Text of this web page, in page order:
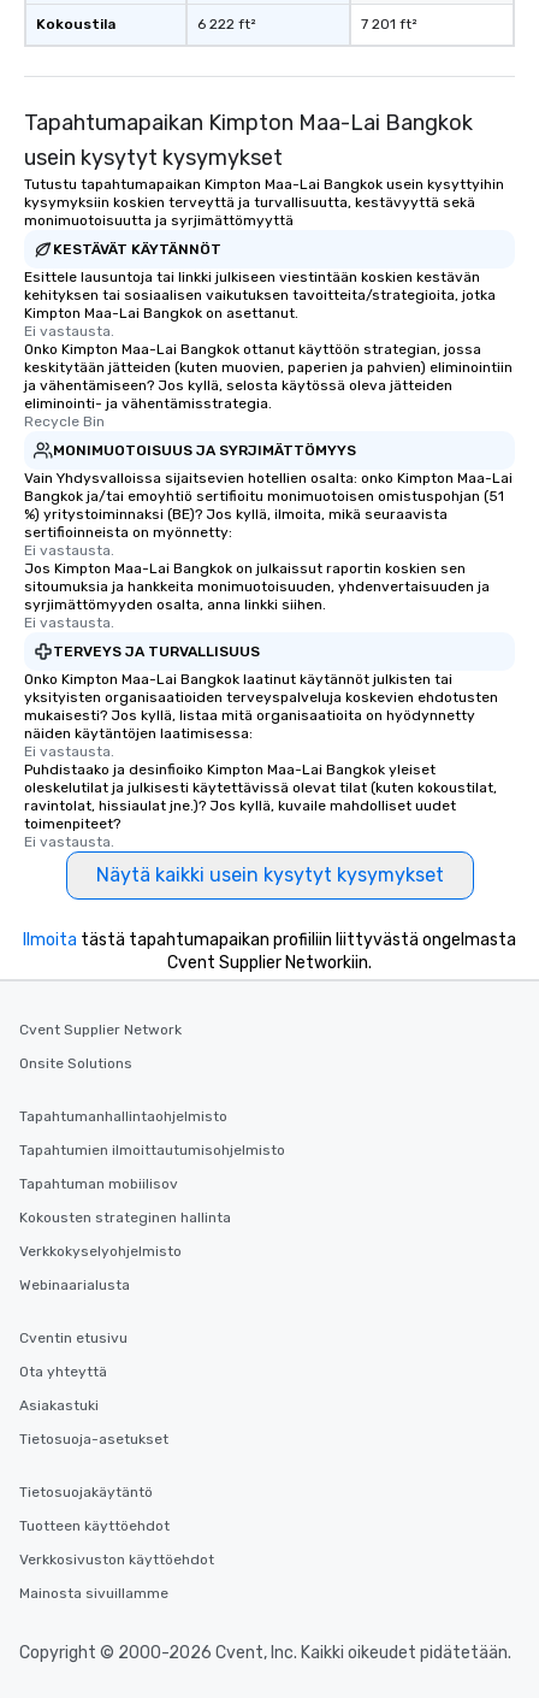
Kokoustila 6 222 ft² 7 201 ft²
Tapahtumapaikan Kimpton Maa-Lai Bangkok
usein kysytyt kysymykset
Tutustu tapahtumapaikan Kimpton Maa-Lai Bangkok usein kysyttyihin
kysymyksiin koskien terveyttä ja turvallisuutta, kestävyyttä sekä
monimuotoisuutta ja syrjimättömyyttä
KESTÄVÄT KÄYTÄNNÖT
Esittele lausuntoja tai linkki julkiseen viestintään koskien kestävän
kehityksen tai sosiaalisen vaikutuksen tavoitteita/strategioita, jotka
Kimpton Maa-Lai Bangkok on asettanut.
Ei vastausta.
Onko Kimpton Maa-Lai Bangkok ottanut käyttöön strategian, jossa
keskitytään jätteiden (kuten muovien, paperien ja pahvien) eliminointiin
ja vähentämiseen? Jos kyllä, selosta käytössä oleva jätteiden
eliminointi- ja vähentämisstrategia.
Recycle Bin
MONIMUOTOISUUS JA SYRJIMÄTTÖMYYS
Vain Yhdysvalloissa sijaitsevien hotellien osalta: onko Kimpton Maa-Lai
Bangkok ja/tai emoyhtiö sertifioitu monimuotoisen omistuspohjan (51
%) yritystoiminnaksi (BE)? Jos kyllä, ilmoita, mikä seuraavista
sertifioinneista on myönnetty:
Ei vastausta.
Jos Kimpton Maa-Lai Bangkok on julkaissut raportin koskien sen
sitoumuksia ja hankkeita monimuotoisuuden, yhdenvertaisuuden ja
syrjimättömyyden osalta, anna linkki siihen.
Ei vastausta.
TERVEYS JA TURVALLISUUS
Onko Kimpton Maa-Lai Bangkok laatinut käytännöt julkisten tai
yksityisten organisaatioiden terveyspalveluja koskevien ehdotusten
mukaisesti? Jos kyllä, listaa mitä organisaatioita on hyödynnetty
näiden käytäntöjen laatimisessa:
Ei vastausta.
Puhdistaako ja desinfioiko Kimpton Maa-Lai Bangkok yleiset
oleskelutilat ja julkisesti käytettävissä olevat tilat (kuten kokoustilat,
ravintolat, hissiaulat jne.)? Jos kyllä, kuvaile mahdolliset uudet
toimenpiteet?
Ei vastausta.
Näytä kaikki usein kysytyt kysymykset
Ilmoita tästä tapahtumapaikan profiiliin liittyvästä ongelmasta
Cvent Supplier Networkiin.
Cvent Supplier Network
Onsite Solutions
Tapahtumanhallintaohjelmisto
Tapahtumien ilmoittautumisohjelmisto
Tapahtuman mobiilisov
Kokousten strateginen hallinta
Verkkokyselyohjelmisto
Webinaarialusta
Cventin etusivu
Ota yhteyttä
Asiakastuki
Tietosuoja-asetukset
Tietosuojakäytäntö
Tuotteen käyttöehdot
Verkkosivuston käyttöehdot
Mainosta sivuillamme
Copyright © 2000-2026 Cvent, Inc. Kaikki oikeudet pidätetään.